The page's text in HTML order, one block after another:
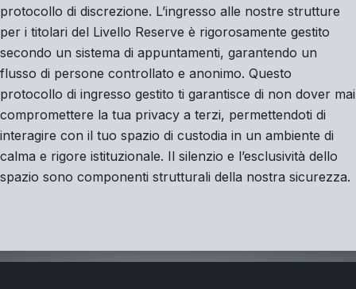
protocollo di discrezione. L’ingresso alle nostre strutture
per i titolari del Livello Reserve è rigorosamente gestito
secondo un sistema di appuntamenti, garantendo un
flusso di persone controllato e anonimo. Questo
protocollo di ingresso gestito ti garantisce di non dover mai
compromettere la tua privacy a terzi, permettendoti di
interagire con il tuo spazio di custodia in un ambiente di
calma e rigore istituzionale. Il silenzio e l’esclusività dello
spazio sono componenti strutturali della nostra sicurezza.